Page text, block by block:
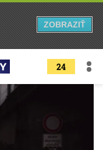
24
ZOBRAZIŤ